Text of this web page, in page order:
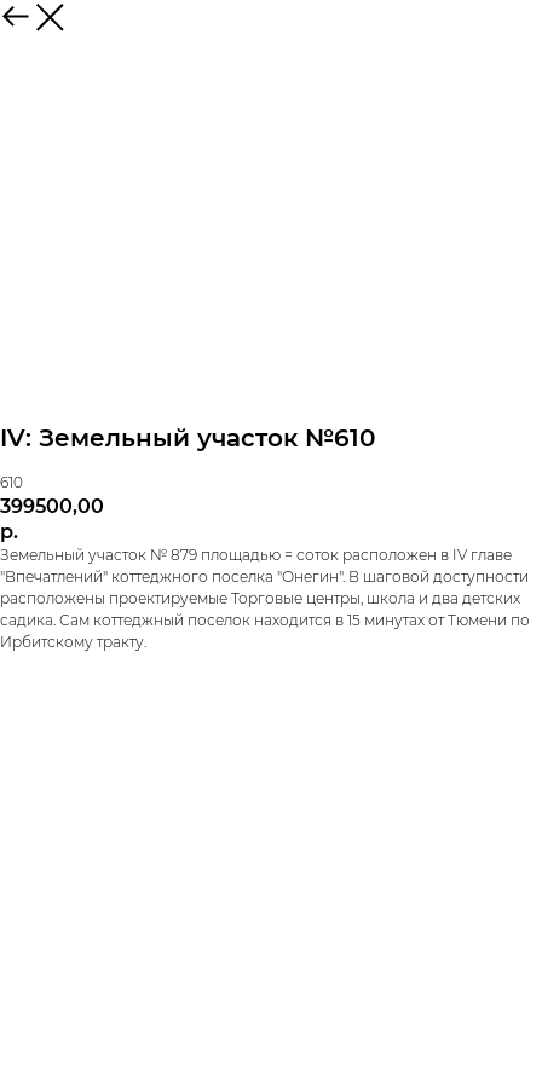
IV: Земельный участок №610
610
399500,00
р.
Земельный участок № 879 площадью = соток расположен в IV главе
"Впечатлений" коттеджного поселка "Онегин". В шаговой доступности
расположены проектируемые Торговые центры, школа и два детских
садика. Сам коттеджный поселок находится в 15 минутах от Тюмени по
Ирбитскому тракту.